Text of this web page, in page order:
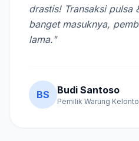
drastis! Transaksi pulsa
banget masuknya,
lama."
BS Budi Santoso
Pemilik Warung